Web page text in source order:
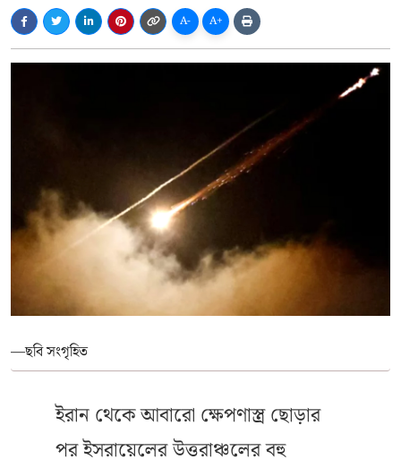
A- A+
—ছবি সংগৃহিত
ইরান থেকে আবারো ক্ষেপণাস্ত্র ছোড়ার
পর ইসরায়েলের উত্তরাঞ্চলের বহু